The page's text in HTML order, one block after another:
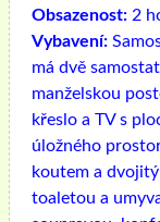
Obsazenost: 2
Vybavení:
má dvě
manželskou
křeslo a TV s
úložného
koutem a
toaletou a